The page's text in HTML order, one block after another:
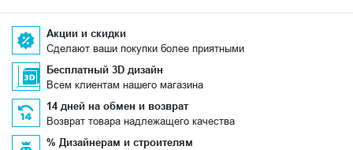
Акции и скидки
Сделают ваши покупки более приятными
Бесплатный 3D дизайн
Всем клиентам нашего магазина
14 дней на обмен и возврат
Возврат товара надлежащего качества
% Дизайнерам и строителям